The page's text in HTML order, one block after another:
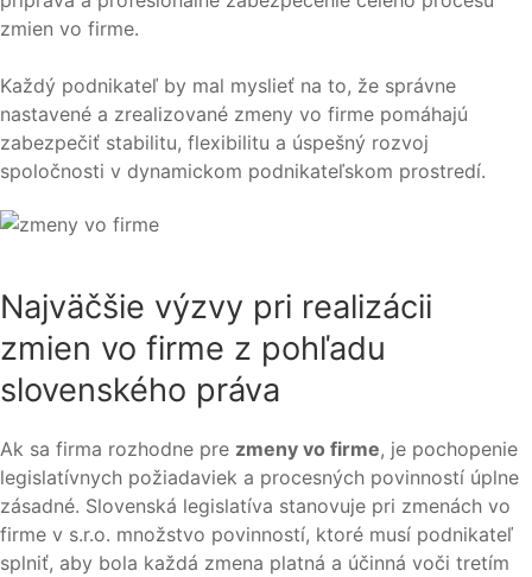
zmien vo firme.
Každý podnikateľ by mal myslieť na to, že správne
nastavené a zrealizované zmeny vo firme pomáhajú
zabezpečiť stabilitu, flexibilitu a úspešný rozvoj
spoločnosti v dynamickom podnikateľskom prostredí.
Najväčšie výzvy pri realizácii
zmien vo firme z pohľadu
slovenského práva
Ak sa firma rozhodne pre zmeny vo firme, je pochopenie
legislatívnych požiadaviek a procesných povinností úplne
zásadné. Slovenská legislatíva stanovuje pri zmenách vo
firme v s.r.o. množstvo povinností, ktoré musí podnikateľ
splniť, aby bola každá zmena platná a účinná voči tretím